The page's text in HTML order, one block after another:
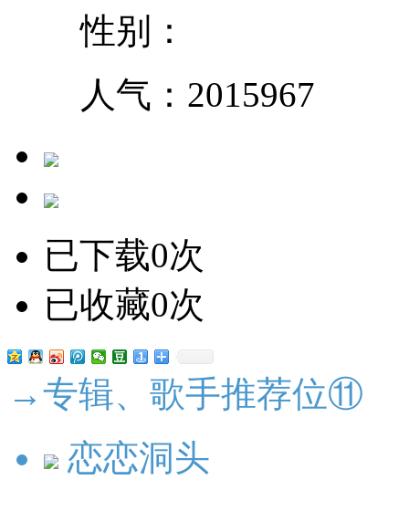
性别：
人气： 2015967
已下载0次
已收藏0次
→专辑、歌手推荐位⑪
恋恋洞头